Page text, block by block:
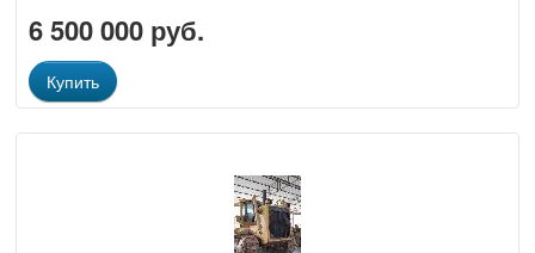
6 500 000 руб.
Купить